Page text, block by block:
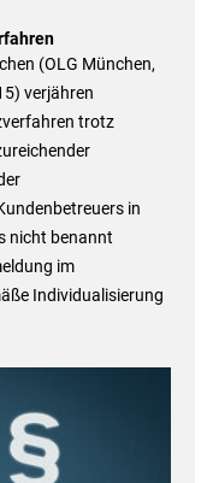
(OLG München,
verjähren
trotz
in
nicht benannt
im
Individualisierung